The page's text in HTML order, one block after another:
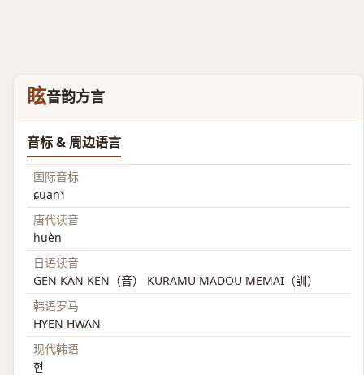
眩音韵方言
音标 & 周边语言
国际音标
ɕuan˥˧
唐代读音
huèn
日语读音
GEN KAN KEN（音） KURAMU MADOU MEMAI（訓）
韩语罗马
HYEN HWAN
现代韩语
현